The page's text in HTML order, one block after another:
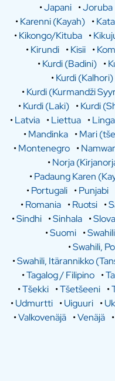
•Japani •Joruba
•Karenni (Kayah) •
•Kikongo/Kituba •
•Kirundi •Kisii •
•Kurdi (Badini) •
•Kurdi (Kalhori)
•Kurdi (Kurmandži
•Kurdi (Laki) •Kurdi
•Latvia •Liettua •
•Mandinka •Mari
•Montenegro •
•Norja
•Padaung Karen
•Portugali •Punjabi
•Romania •Ruotsi •
•Sindhi •Sinhala •
•Suomi •
•Swahili,
•Swahili, Itärannikko
•Tagalog / Filipino •
•Tšekki •Tšetšeeni •
•Udmurtti •Uiguuri •
•Valkovenäjä •Venäjä •